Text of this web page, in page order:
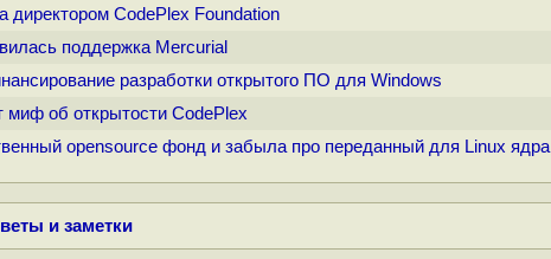
директором CodePlex Foundation
поддержка Mercurial
разработки открытого ПО для Windows
миф об открытости CodePlex
opensource фонд и забыла про переданный для Linux ядра
и заметки